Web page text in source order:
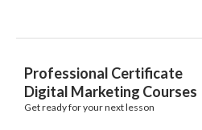
Professional Certificate
Digital Marketing Courses
Get ready for your next lesson